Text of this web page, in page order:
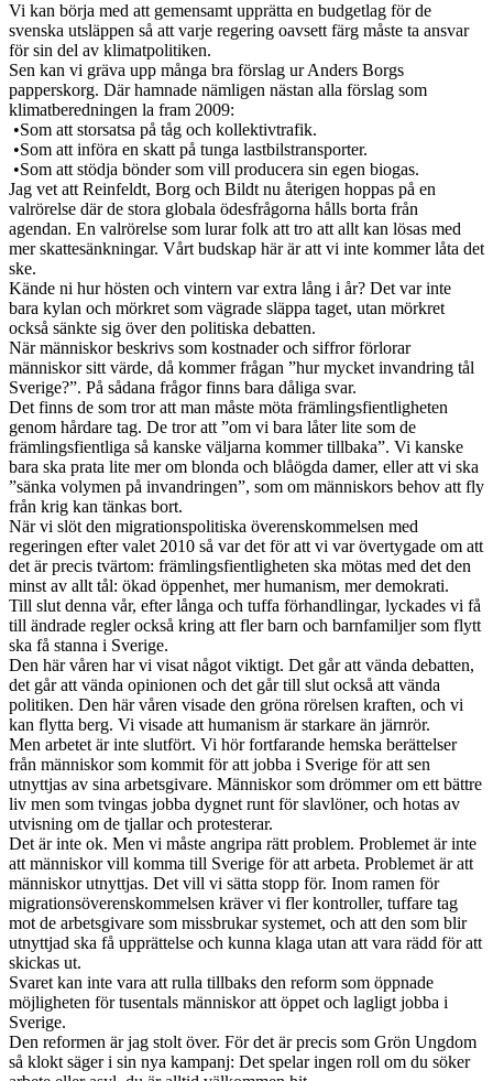
Vi kan börja med att gemensamt upprätta en budgetlag för de
svenska utsläppen så att varje regering oavsett färg måste ta ansvar
för sin del av klimatpolitiken.
Sen kan vi gräva upp många bra förslag ur Anders Borgs
papperskorg. Där hamnade nämligen nästan alla förslag som
klimatberedningen la fram 2009:
•Som att storsatsa på tåg och kollektivtrafik.
•Som att införa en skatt på tunga lastbilstransporter.
•Som att stödja bönder som vill producera sin egen biogas.
Jag vet att Reinfeldt, Borg och Bildt nu återigen hoppas på en
valrörelse där de stora globala ödesfrågorna hålls borta från
agendan. En valrörelse som lurar folk att tro att allt kan lösas med
mer skattesänkningar. Vårt budskap här är att vi inte kommer låta det
ske.
Kände ni hur hösten och vintern var extra lång i år? Det var inte
bara kylan och mörkret som vägrade släppa taget, utan mörkret
också sänkte sig över den politiska debatten.
När människor beskrivs som kostnader och siffror förlorar
människor sitt värde, då kommer frågan ”hur mycket invandring tål
Sverige?”. På sådana frågor finns bara dåliga svar.
Det finns de som tror att man måste möta främlingsfientligheten
genom hårdare tag. De tror att ”om vi bara låter lite som de
främlingsfientliga så kanske väljarna kommer tillbaka”. Vi kanske
bara ska prata lite mer om blonda och blåögda damer, eller att vi ska
”sänka volymen på invandringen”, som om människors behov att fly
från krig kan tänkas bort.
När vi slöt den migrationspolitiska överenskommelsen med
regeringen efter valet 2010 så var det för att vi var övertygade om att
det är precis tvärtom: främlingsfientligheten ska mötas med det den
minst av allt tål: ökad öppenhet, mer humanism, mer demokrati.
Till slut denna vår, efter långa och tuffa förhandlingar, lyckades vi få
till ändrade regler också kring att fler barn och barnfamiljer som flytt
ska få stanna i Sverige.
Den här våren har vi visat något viktigt. Det går att vända debatten,
det går att vända opinionen och det går till slut också att vända
politiken. Den här våren visade den gröna rörelsen kraften, och vi
kan flytta berg. Vi visade att humanism är starkare än järnrör.
Men arbetet är inte slutfört. Vi hör fortfarande hemska berättelser
från människor som kommit för att jobba i Sverige för att sen
utnyttjas av sina arbetsgivare. Människor som drömmer om ett bättre
liv men som tvingas jobba dygnet runt för slavlöner, och hotas av
utvisning om de tjallar och protesterar.
Det är inte ok. Men vi måste angripa rätt problem. Problemet är inte
att människor vill komma till Sverige för att arbeta. Problemet är att
människor utnyttjas. Det vill vi sätta stopp för. Inom ramen för
migrationsöverenskommelsen kräver vi fler kontroller, tuffare tag
mot de arbetsgivare som missbrukar systemet, och att den som blir
utnyttjad ska få upprättelse och kunna klaga utan att vara rädd för att
skickas ut.
Svaret kan inte vara att rulla tillbaks den reform som öppnade
möjligheten för tusentals människor att öppet och lagligt jobba i
Sverige.
Den reformen är jag stolt över. För det är precis som Grön Ungdom
så klokt säger i sin nya kampanj: Det spelar ingen roll om du söker